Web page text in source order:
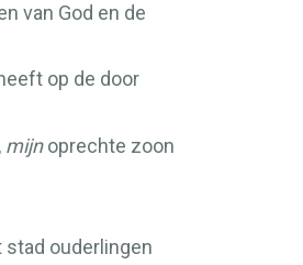
van God en de
op de door
mijnoprechte zoon
stad ouderlingen